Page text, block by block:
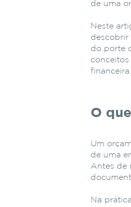
de uma
Neste
descobrir
do porte
financeira.
O
Um
de uma
Antes de
Na